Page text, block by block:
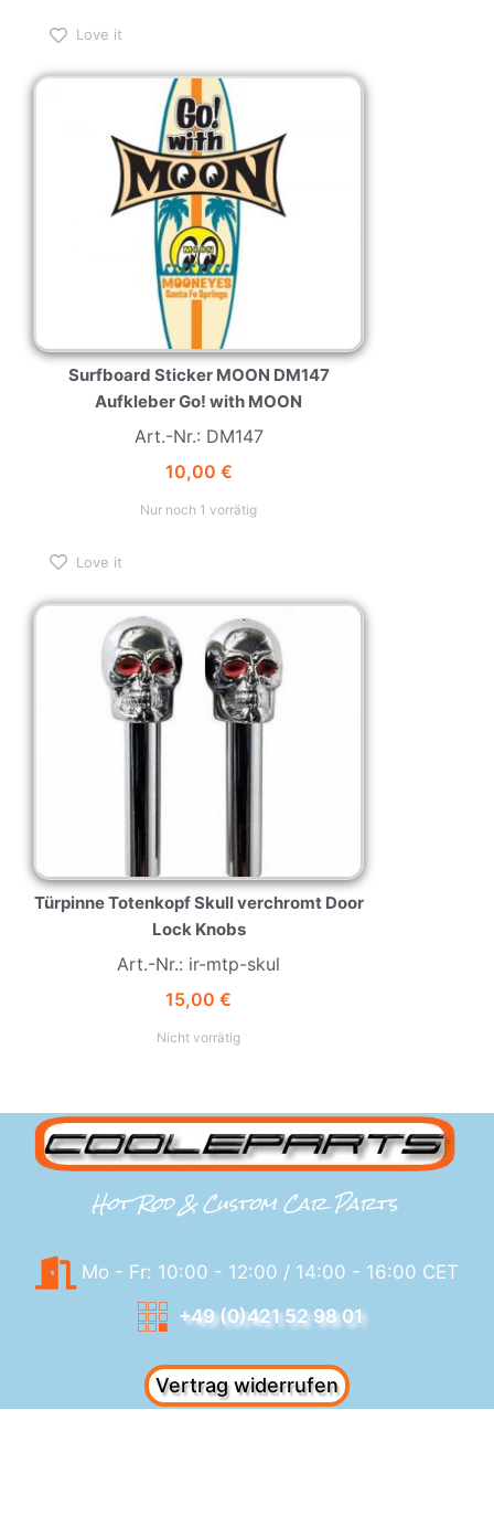
Love it
Surfboard Sticker MOON DM147
Aufkleber Go! with MOON
Art.-Nr.: DM147
10,00 €
Nur noch 1 vorrätig
Love it
Türpinne Totenkopf Skull verchromt Door
Lock Knobs
Art.-Nr.: ir-mtp-skul
15,00 €
Nicht vorrätig
Hot Rod & Custom Car Parts
Mo - Fr: 10:00 - 12:00 / 14:00 - 16:00 CET
+49 (0)421 52 98 01
Vertrag widerrufen